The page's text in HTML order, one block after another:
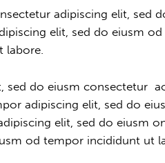
adipiscing elit, sed
elit, sed do eiusm
labore.
sed do eiusm consectetur
adipiscing elit, sed do
elit, sed do eiusm
od tempor incididunt ut